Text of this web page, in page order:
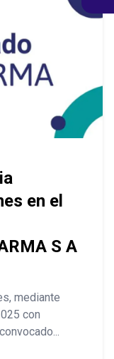
en el
S A
mediante
con